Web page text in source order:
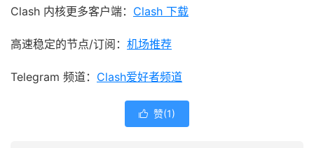
Clash 内核更多客户端： Clash 下载
高速稳定的节点/订阅： 机场推荐
Telegram 频道： Clash爱好者频道
 赞(1)